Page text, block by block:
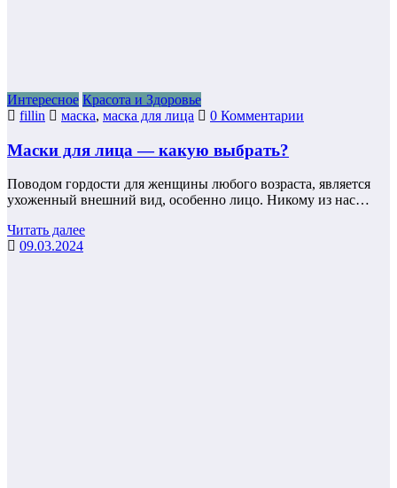
Интересное Красота и Здоровье
fillin
маска, маска для лица 0 Комментарии
Маски для лица — какую выбрать?
Поводом гордости для женщины любого возраста, является
ухоженный внешний вид, особенно лицо. Никому из нас…
Читать далее
09.03.2024